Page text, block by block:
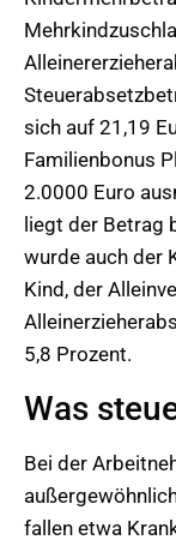
sich auf 21,19
Familienbonus
2.0000 Euro
liegt der Betrag
wurde auch der
Kind, der
5,8 Prozent.
Was
Bei der
fallen etwa